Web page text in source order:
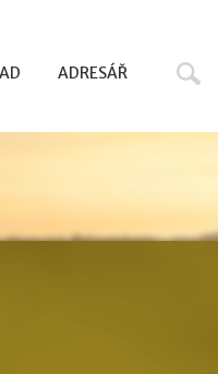
ADRESÁŘ